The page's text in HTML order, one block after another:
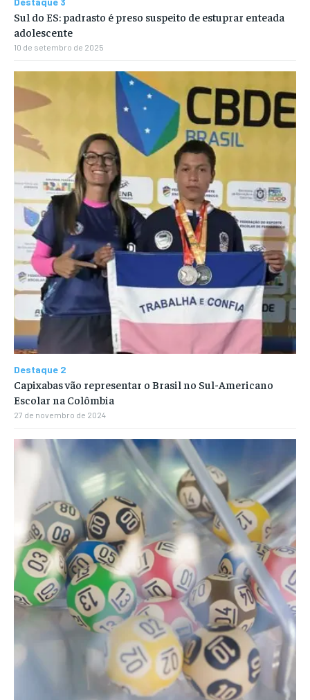
Sul do ES: padrasto é preso suspeito de estuprar enteada
adolescente
10 de setembro de 2025
Destaque 2
Capixabas vão representar o Brasil no Sul-Americano
Escolar na Colômbia
27 de novembro de 2024